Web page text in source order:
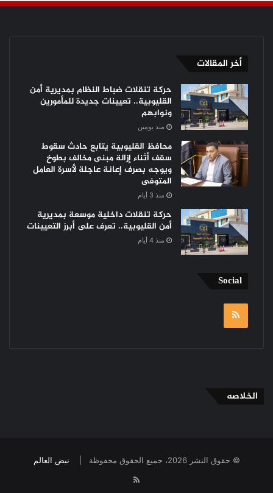
أخر المقالات
حركة تنقلات ضباط النظام بمديرية أمن
القليوبية.. تعيينات جديدة للمأمورين
ونوابهم
منذ يومين
محافظ القليوبية يتابع حادث سقوط
سقف أثناء إزالة مبنى مخالف بطوخ
ويوجه بصرف إعانة عاجلة لأسرة العامل
المتوفى
منذ 3 أيام
حركة تنقلات داخلية موسعة بمديرية
أمن القليوبية.. تعرف على أبرز التعيينات
منذ 4 أيام
Social
RSS
الخلاصه
© حقوق النشر 2026، جميع الحقوق محفوظة |
نبض العالم
RSS